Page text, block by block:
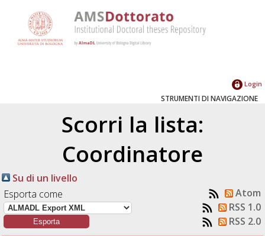
Login
STRUMENTI DI NAVIGAZIONE
Scorri la lista:
Coordinatore
Su di un livello
Esporta come
Atom
RSS 1.0
RSS 2.0